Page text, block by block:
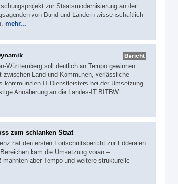
zur Staatsmodernisierung an der
von Bund und Ländern wissenschaftlich
mehr...
Bericht
Württemberg soll deutlich an Tempo gewinnen.
zwischen Land und Kommunen, verlässliche
kommunalen IT-Dienstleisters bei der Umsetzung
Annäherung an die Landes-IT BITBW
zum schlanken Staat
hat den ersten Fortschrittsbericht zur Föderalen
kam die Umsetzung voran –
aber Tempo und weitere strukturelle